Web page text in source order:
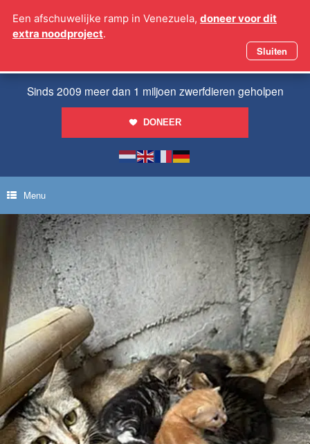
naar
Sinds 2009 meer dan 1 miljoen zwerfdieren geholpen
DONEER
Menu
Een afschuwelijke ramp in Venezuela, doneer voor dit
extra noodproject.
Sluiten